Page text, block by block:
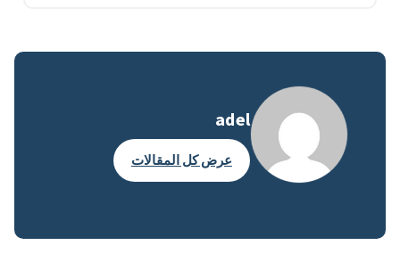
adel
عرض كل المقالات